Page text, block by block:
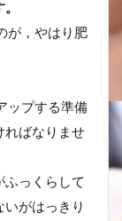
が，やはり肥
ップする準備
ればなりませ
ふっくらして
がはっきり